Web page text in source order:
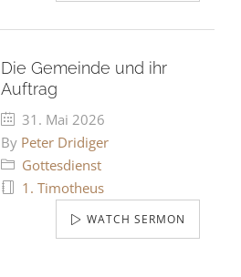
Die Gemeinde und ihr
Auftrag
31. Mai 2026
By Peter Dridiger
Gottesdienst
1. Timotheus
WATCH SERMON